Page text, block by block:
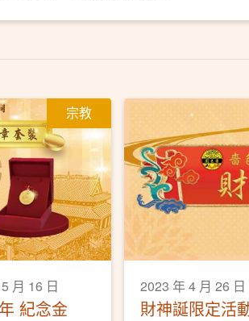
宗教
月 16 日
紀念金
2023 年 4 月 26
財神誕限定活